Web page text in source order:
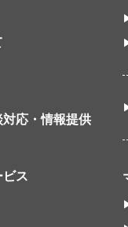
応・情報提供
ス